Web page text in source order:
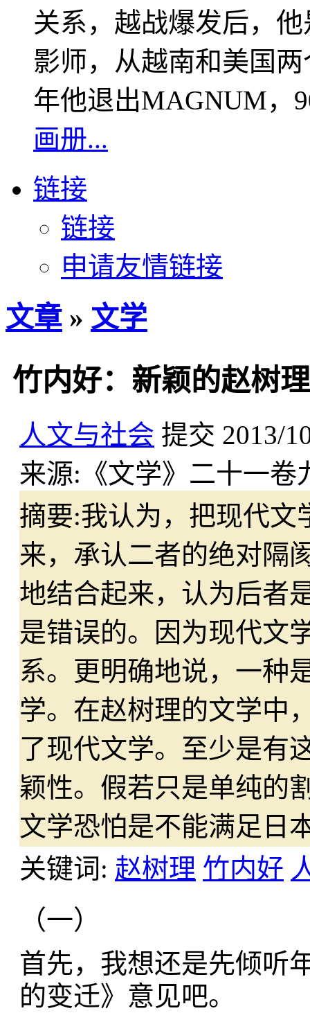
关系，越战爆发后，
影师，从越南和美国
年他退出MAGNUM，
画册...
链接
链接
申请友情链接
文章 » 文学
竹内好：新颖的赵树
人文与社会 提交 2013/
来源: 《文学》二十一
摘要:我认为，把现代文
来，承认二者的绝对隔
地结合起来，认为后者
是错误的。因为现代文
系。更明确地说，一种
学。在赵树理的文学中
了现代文学。至少是有
颖性。假若只是单纯的
文学恐怕是不能满足日
关键词: 赵树理 竹内好
（一）
首先，我想还是先倾听
的变迁》意见吧。